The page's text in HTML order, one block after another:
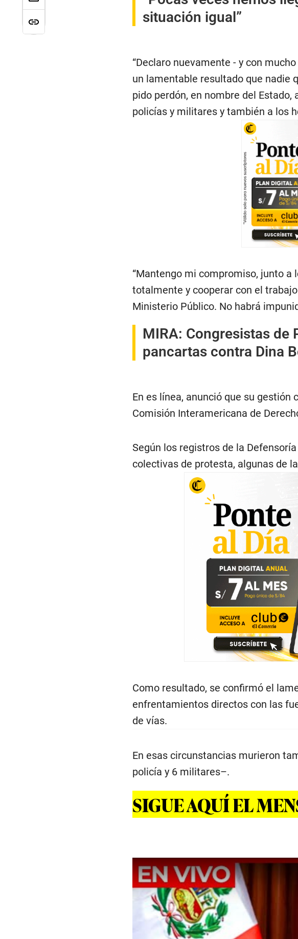
situación igual”
“Declaro nuevamente - y con
un lamentable resultado que nadie
pido perdón, en nombre del
policías y militares y también a los
“Mantengo mi compromiso, junto a
totalmente y cooperar con el
Ministerio Público. No habrá
MIRA: Congresistas de
pancartas contra Dina
En es línea, anunció que su
Comisión Interamericana de
Según los registros de la
colectivas de protesta, algunas de
Como resultado, se confirmó el
enfrentamientos directos con las
de vías.
En esas circunstancias murieron
policía y 6 militares–.
SIGUE AQUÍ EL